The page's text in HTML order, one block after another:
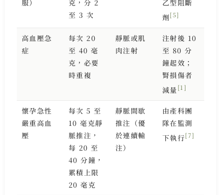
服）
克，分 2
至 3 次
乙型阻斷
劑[5]
高血壓急
症
每次 20
至 40 毫
克，必要
時重複
靜脈或肌
肉注射
注射後 10
至 80 分
鐘起效；
腎損傷者
減量 [1]
懷孕急性
嚴重高血
壓
每次 5 至
10 毫克靜
脈推注，
每 20 至
40 分鐘，
累積上限
20 毫克
靜脈間歇
推注（優
於連續輸
注）
由產科團
隊在監測
下執行[7]